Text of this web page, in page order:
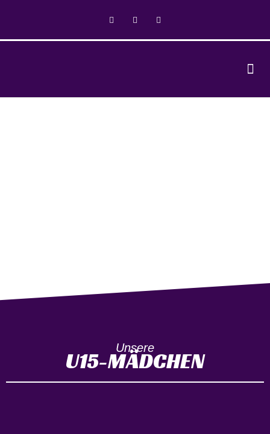
Unsere
U15-MÄDCHEN